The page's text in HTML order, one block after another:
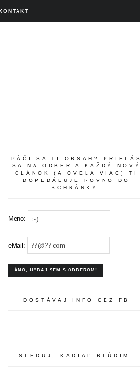
PÁČI SA TI OBSAH? PRIHLÁS
SA NA ODBER A KAŽDÝ NOVÝ
ČLÁNOK (A OVEĽA VIAC) TI
DOPEDÁLUJE ROVNO DO
SCHRÁNKY.
Meno:
eMail:
DOSTÁVAJ INFO CEZ FB
SLEDUJ, KADIAĽ BLÚDIM: